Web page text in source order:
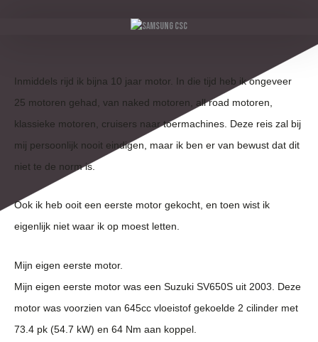
Inmiddels rijd ik bijna 10 jaar motor. In die tijd heb ik ongeveer
25 motoren gehad, van naked motoren, all road motoren,
klassieke motoren, cruisers naar toermachines. Deze reis zal bij
mij persoonlijk nooit eindigen, maar ik ben er van bewust dat dit
niet te de norm is.
Ook ik heb ooit een eerste motor gekocht, en toen wist ik
eigenlijk niet waar ik op moest letten.
Mijn eigen eerste motor.
Mijn eigen eerste motor was een Suzuki SV650S uit 2003. Deze
motor was voorzien van 645cc vloeistof gekoelde 2 cilinder met
73.4 pk (54.7 kW) en 64 Nm aan koppel.